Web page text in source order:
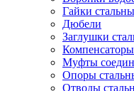
Гайки
Дюбели
Заглушки
Муфты
Опоры
Отводы